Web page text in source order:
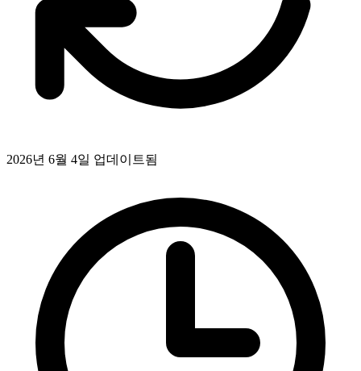
2026년 6월 4일 업데이트됨